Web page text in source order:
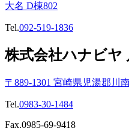
大名 D棟802
Tel.092-519-1836
株式会社ハナビヤ
〒889-1301 宮崎県児湯郡川
Tel.0983-30-1484
Fax.0985-69-9418